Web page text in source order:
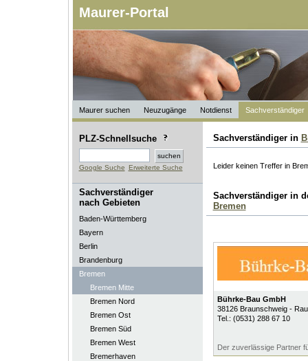
Maurer-Portal
Maurer suchen Neuzugänge Notdienst Sachverständiger
PLZ-Schnellsuche
Google Suche Erweiterte Suche
Sachverständiger
nach Gebieten
Baden-Württemberg
Bayern
Berlin
Brandenburg
Bremen
Bremen Mitte
Bremen Nord
Bremen Ost
Bremen Süd
Bremen West
Bremerhaven
Sachverständiger in
Leider keinen Treffer in
Sachverständiger in
Bremen
Bührke-Bau GmbH
38126 Braunschweig -
Tel.: (0531) 288 67 10
Der zuverlässige Partner